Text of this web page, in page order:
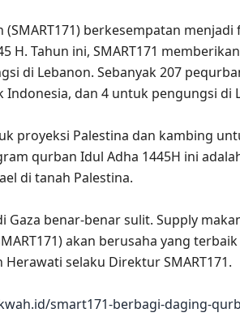
(SMART171) berkesempatan
H. Tahun ini, SMART171
di Lebanon. Sebanyak 207
dan 4 untuk pengungsi di
proyeksi Palestina dan kambing
qurban Idul Adha 1445H ini
di tanah Palestina.
Gaza benar-benar sulit. Supply
akan berusaha yang
selaku Direktur SMART171.
smart171-berbagi-daging-